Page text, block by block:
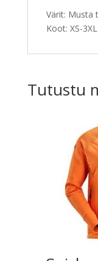
Värit: Musta
Koot: XS-3XL
Tutustu